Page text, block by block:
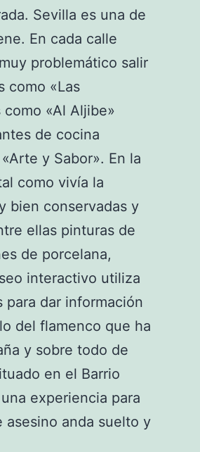
Sevilla es una de
En cada calle
problemático salir
como «Las
«Al Aljibe»
de cocina
y Sabor». En la
como vivía la
bien conservadas y
ellas pinturas de
de porcelana,
interactivo utiliza
dar información
del flamenco que ha
y sobre todo de
en el Barrio
experiencia para
anda suelto y